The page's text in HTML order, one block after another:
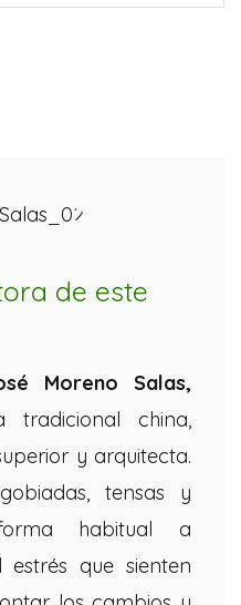
de este
Moreno
Salas,
tradicional china,
y arquitecta.
tensas y
habitual a
que sienten